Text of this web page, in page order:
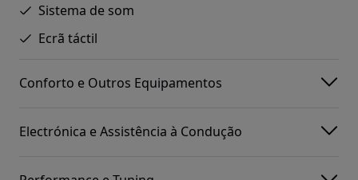
Sistema de som
Ecrã táctil
Conforto e Outros Equipamentos
Electrónica e Assistência à Condução